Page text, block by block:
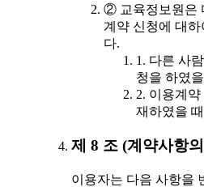
② 교육정보원은
계약 신청에 대하
다.
1. 다른 사
청을 하였
2. 이용계약
재하였을 때
제 8 조 (계약사항
이용자는 다음 사항을